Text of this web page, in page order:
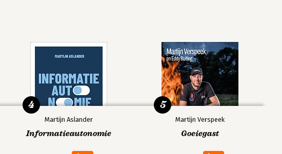
Martijn Aslander
Informatieautonomie
4
Martijn Verspeek
Goeiegast
5